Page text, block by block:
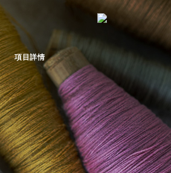
項目詳情